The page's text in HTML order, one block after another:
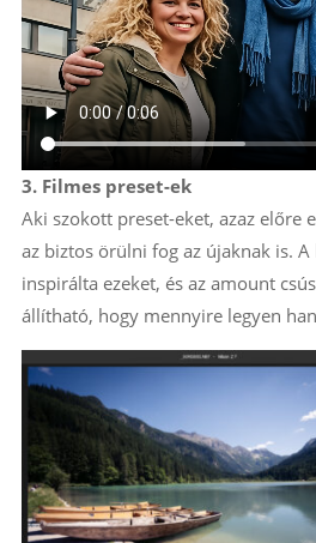
3. Filmes preset-ek
Aki szokott preset-eket, azaz előre
az biztos örülni fog az újaknak is. A
inspirálta ezeket, és az amount
állítható, hogy mennyire legyen